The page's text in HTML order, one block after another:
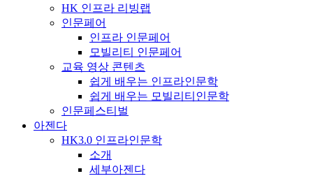
HK 인프라 리빙랩
인문페어
인프라 인문페어
모빌리티 인문페어
교육 영상 콘텐츠
쉽게 배우는 인프라인문학
쉽게 배우는 모빌리티인문학
인문페스티벌
아젠다
HK3.0 인프라인문학
소개
세부아젠다